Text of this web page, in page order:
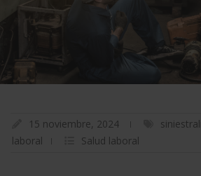
15 noviembre, 2024
laboral
Salud laboral